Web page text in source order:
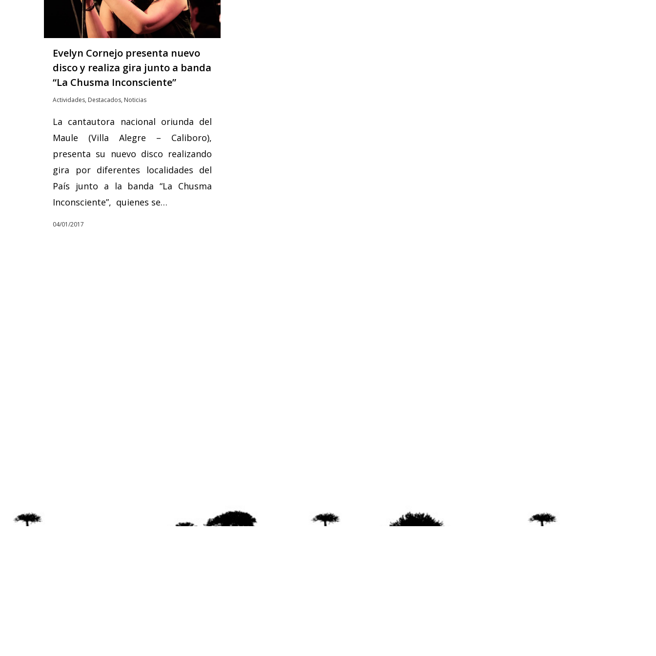
Evelyn Cornejo presenta nuevo
disco y realiza gira junto a banda
“La Chusma Inconsciente”
Actividades, Destacados, Noticias
La cantautora nacional oriunda del
Maule (Villa Alegre – Caliboro),
presenta su nuevo disco realizando
gira por diferentes localidades del
País junto a la banda “La Chusma
Inconsciente”, quienes se…
04/01/2017